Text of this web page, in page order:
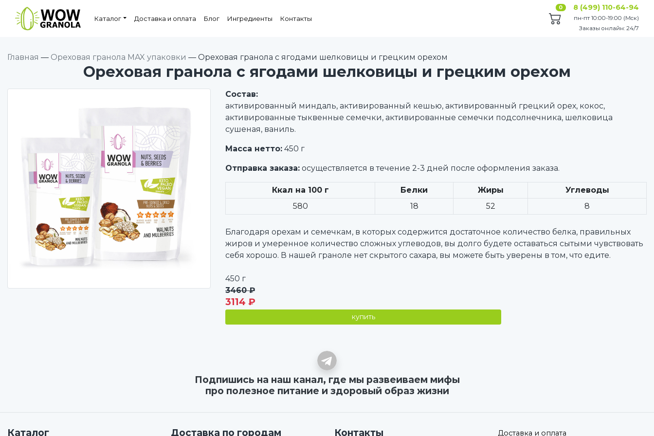
Каталог Доставка и оплата Блог Ингредиенты Контакты
0 8 (499) 110-64-94
пн-пт 10:00-19:00 (Мск)
Заказы онлайн: 24/7
Главная — Ореховая гранола MAX упаковки — Ореховая гранола с ягодами шелковицы и грецким орехом
Ореховая гранола с ягодами шелковицы и грецким орехом
Состав:
активированный миндаль, активированный кешью, активированный грецкий орех, кокос,
активированные тыквенные семечки, активированные семечки подсолнечника, шелковица
сушеная, ваниль.
Масса нетто: 450 г
Отправка заказа: осуществляется в течение 2-3 дней после оформления заказа.
Ккал на 100 г Белки Жиры
Углеводы
580
18 52 8
Благодаря орехам и семечкам, в которых содержится достаточное количество белка, правильных
жиров и умеренное количество сложных углеводов, вы долго будете оставаться сытыми чувствовать
себя хорошо. В нашей граноле нет скрытого сахара, вы можете быть уверены в том, что едите.
450 г
3460 ₽
3114 ₽
купить
Подпишись на наш канал, где мы развеиваем мифы
про полезное питание и здоровый образ жизни
Каталог Доставка по городам Контакты Доставка и оплата